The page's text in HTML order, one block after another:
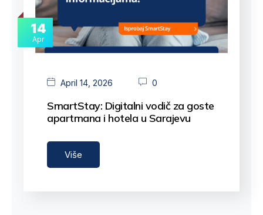
14
Apr
April 14, 2026 0
SmartStay: Digitalni vodič za goste
apartmana i hotela u Sarajevu
Više